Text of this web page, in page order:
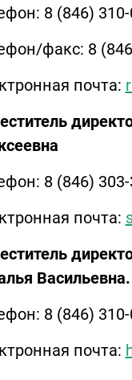
8 (846) 310-
факс: 8
почта:
8 (846) 303-
почта:
Васильевна.
8 (846) 310-
почта: